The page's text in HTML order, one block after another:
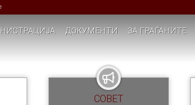
ДОКУМЕНТИ ЗА ГРАЃАНИТЕ
СОВЕТ